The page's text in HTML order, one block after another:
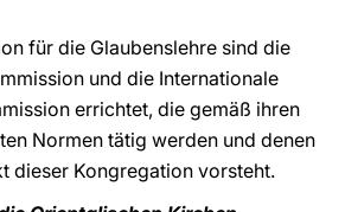
für die Glaubenslehre sind die
und die Internationale
errichtet, die gemäß ihren
Normen tätig werden und denen
dieser Kongregation vorsteht.